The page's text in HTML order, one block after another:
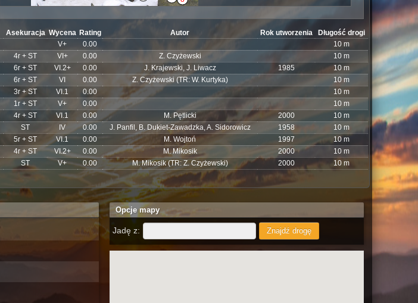
Asekuracja Wycena Rating Autor Rok utworzenia
Długość drogi
V+ 0.00
10 m
4r + ST VI+ 0.00 Z. Czyżewski
10 m
6r + ST VI.2+ 0.00 J. Krajewski, J. Liwacz 1985
10 m
6r + ST VI 0.00 Z. Czyżewski (TR: W. Kurtyka)
10 m
3r + ST VI.1 0.00
10 m
1r + ST V+ 0.00
10 m
4r + ST VI.1 0.00 M. Pętlicki 2000
10 m
ST IV 0.00 J. Panfil, B. Dukiet-Zawadzka, A. Sidorowicz 1958
10 m
5r + ST VI.1 0.00 M. Wojtoń 1997
10 m
4r + ST VI.2+ 0.00 M. Mikosik 2000
10 m
ST V+ 0.00 M. Mikosik (TR: Z. Czyżewski) 2000 10 m
Opcje mapy
Jadę z: